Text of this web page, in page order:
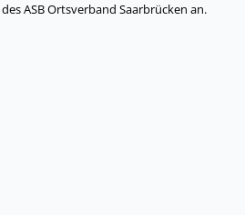
des ASB Ortsverband Saarbrücken an.